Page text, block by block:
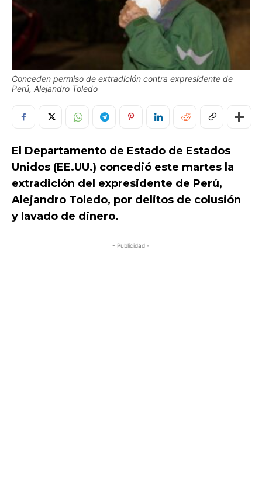
Conceden permiso de extradición contra expresidente de
Perú, Alejandro Toledo
El Departamento de Estado de Estados
Unidos (EE.UU.) concedió este martes la
extradición del expresidente de Perú,
Alejandro Toledo, por delitos de colusión
y lavado de dinero.
- Publicidad -